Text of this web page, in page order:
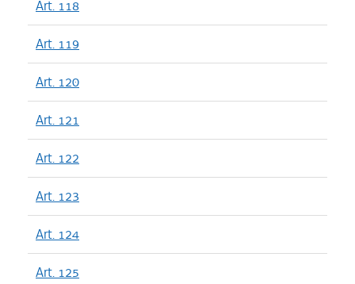
Art. 118
Art. 119
Art. 120
Art. 121
Art. 122
Art. 123
Art. 124
Art. 125